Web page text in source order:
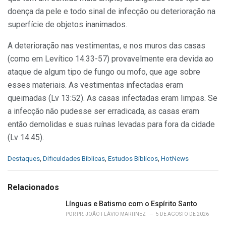
doença da pele e todo sinal de infecção ou deterioração na
superfície de objetos inanimados.
A deterioração nas vestimentas, e nos muros das casas
(como em Levítico 14.33-57) provavelmente era devida ao
ataque de algum tipo de fungo ou mofo, que age sobre
esses materiais. As vestimentas infectadas eram
queimadas (Lv 13:52). As casas infectadas eram limpas. Se
a infecção não pudesse ser erradicada, as casas eram
então demolidas e suas ruínas levadas para fora da cidade
(Lv 14.45).
C
e
Destaques, Dificuldades Bíblicas, Estudos Bíblicos, HotNews
Relacionados
Línguas e Batismo com o Espírito Santo
POR PR. JOÃO FLÁVIO MARTINEZ 5 DE AGOSTO DE 2026